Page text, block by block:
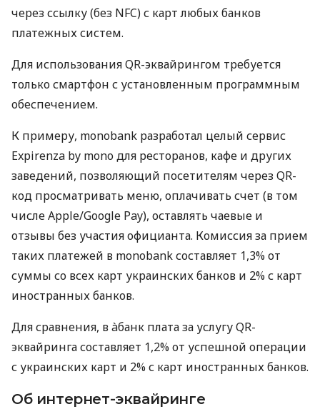
через ссылку (без NFC) с карт любых банков
платежных систем.
Для использования QR-эквайрингом требуется
только смартфон с установленным программным
обеспечением.
К примеру, monobank разработал целый сервис
Expirenza by mono для ресторанов, кафе и других
заведений, позволяющий посетителям через QR-
код просматривать меню, оплачивать счет (в том
числе Apple/Google Pay), оставлять чаевые и
отзывы без участия официанта. Комиссия за прием
таких платежей в monobank составляет 1,3% от
суммы со всех карт украинских банков и 2% с карт
иностранных банков.
Для сравнения, в àбанк плата за услугу QR-
эквайринга составляет 1,2% от успешной операции
с украинских карт и 2% с карт иностранных банков.
Об интернет-эквайринге